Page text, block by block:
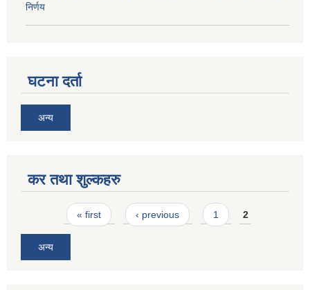
निर्णय
घटना दर्ता
अन्य
कर तथा शुल्कहरु
Pages« first ‹ previous 1 2
अन्य